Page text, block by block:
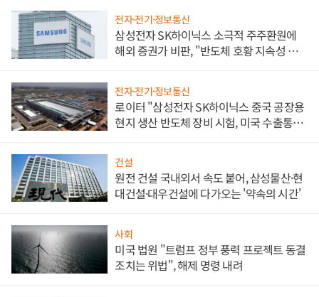
전자·전기·정보통신
삼성전자 SK하이닉스 소극적 주주환원에
해외 증권가 비판, "반도체 호황 지속성 의
전자·전기·정보통신
로이터 "삼성전자 SK하이닉스 중국 공장용
현지 생산 반도체 장비 시험, 미국 수출통제
건설
원전 건설 국내외서 속도 붙어, 삼성물산·현
대건설·대우건설에 다가오는 '약속의 시간'
사회
미국 법원 "트럼프 정부 풍력 프로젝트 동결
조치는 위법", 해제 명령 내려